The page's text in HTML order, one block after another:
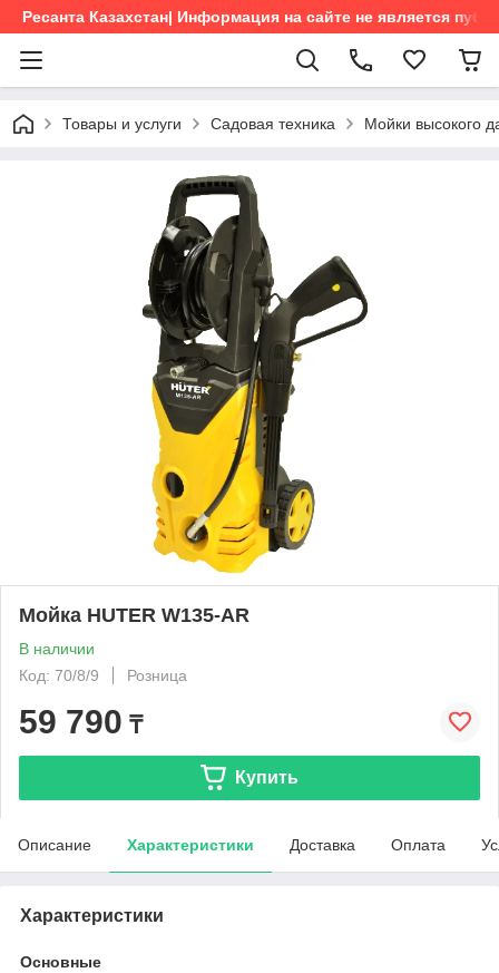
Ресанта Казахстан| Информация на сайте не является
Товары и услуги Садовая техника Мойки высокого
Мойка HUTER W135-AR
В наличии
Код: 70/8/9
Розница
59 790 ₸
Купить
Описание Характеристики Доставка Оплата
Характеристики
Основные